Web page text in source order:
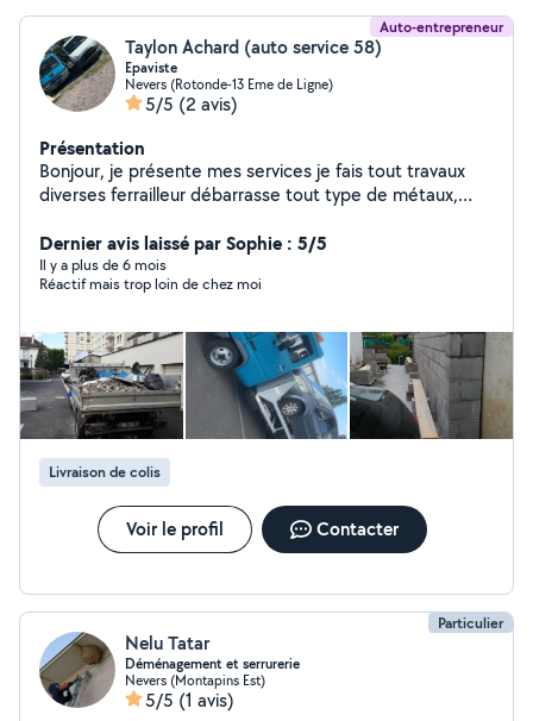
Auto-entrepreneur
Taylon Achard (auto service 58)
Epaviste
Nevers (Rotonde-13 Eme de Ligne)
5/5 (2 avis)
Présentation
Bonjour, je présente mes services je fais tout travaux
diverses ferrailleur débarrasse tout type de métaux,
haie, tonte de pelouse, tout travaux, jardinage, taille de
haie, tonte de pelouse avec évacuation, maçonnerie
terrassement, dallage, décapage, toiture, peinture,
avec camion benne pour plus de renseignements. Merci
de me contacter.
Dernier avis laissé par Sophie : 5/5
Il y a plus de 6 mois
Réactif mais trop loin de chez moi
Livraison de colis
Voir le profil Contacter
Particulier
Nelu Tatar
Déménagement et serrurerie
Nevers (Montapins Est)
5/5 (1 avis)